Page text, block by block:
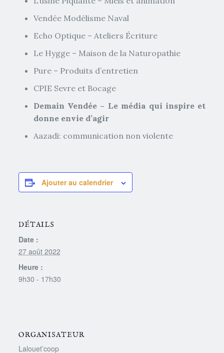
Vendée Modélisme Naval
Echo Optique – Ateliers Écriture
Le Hygge – Maison de la Naturopathie
Pure – Produits d’entretien
CPIE Sevre et Bocage
Demain Vendée – Le média qui inspire et
donne envie d’agir
Aazadi: communication non violente
Ajouter au calendrier
DÉTAILS
Date :
27 août 2022
Heure :
9h30 - 17h30
ORGANISATEUR
Lalouet’coop